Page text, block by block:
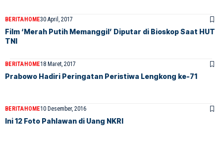
BERITAHOME30 April, 2017
Film ‘Merah Putih Memanggil’ Diputar di Bioskop Saat HUT
TNI
BERITAHOME18 Maret, 2017
Prabowo Hadiri Peringatan Peristiwa Lengkong ke-71
BERITAHOME10 Desember, 2016
Ini 12 Foto Pahlawan di Uang NKRI